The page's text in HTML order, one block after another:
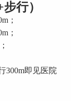
行）
；
；
300m即见医院